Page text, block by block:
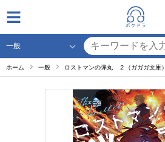
ホーム 一般 ロストマンの弾丸 ２（ガガガ文庫）